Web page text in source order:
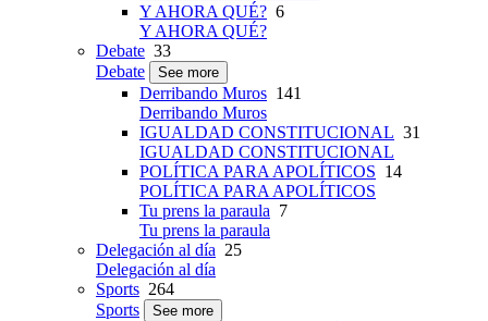
Y AHORA QUÉ? 6
Y AHORA QUÉ?
Debate 33
Debate
See more
Derribando Muros 141
Derribando Muros
IGUALDAD CONSTITUCIONAL 31
IGUALDAD CONSTITUCIONAL
POLÍTICA PARA APOLÍTICOS 14
POLÍTICA PARA APOLÍTICOS
Tu prens la paraula 7
Tu prens la paraula
Delegación al día 25
Delegación al día
Sports 264
Sports
See more